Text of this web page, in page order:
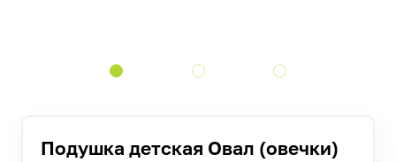
Подушка детская Овал (овечки)